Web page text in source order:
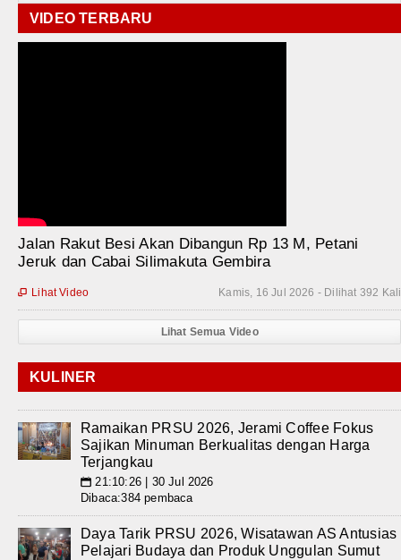
VIDEO TERBARU
Jalan Rakut Besi Akan Dibangun Rp 13 M, Petani
Jeruk dan Cabai Silimakuta Gembira
Kamis, 16 Jul 2026 - Dilihat 392 Kali
 Lihat Video
Lihat Semua Video
KULINER
Ramaikan PRSU 2026, Jerami Coffee Fokus
Sajikan Minuman Berkualitas dengan Harga
Terjangkau
📅 21:10:26 | 30 Jul 2026
Dibaca:384 pembaca
Daya Tarik PRSU 2026, Wisatawan AS Antusias
Pelajari Budaya dan Produk Unggulan Sumut